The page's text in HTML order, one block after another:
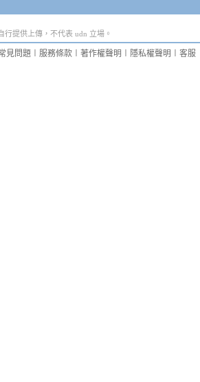
提供上傳，不代表 udn 立場。
見問題 服務條款 著作權聲明 隱私權聲明 客服